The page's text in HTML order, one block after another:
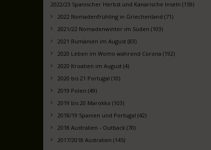
2022/23 Spanischer Herbst und Kanarische Inseln (159)
2022 Nomadenfrühling in Griechenland (71)
2021/22 Nomadenwinter im Süden (103)
2021 Rumänien im August (83)
2020 Leben im Womo während Corona (192)
2020 Kroatien im August (4)
2020 bis 21 Portugal (10)
2019 Polen (49)
2019 bis 20 Marokko (103)
2018/19 Spanien und Portugal (42)
2018 Australien - Outback (70)
2017/2018 Australien (145)